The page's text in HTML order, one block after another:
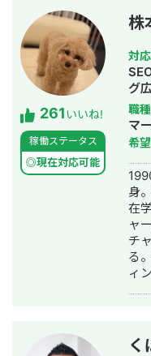
261いいね!
稼働ステータス
◎現在対応可能
株
対
グ
職種
マ
希
身
在
ャ
チ
る
ィ
く